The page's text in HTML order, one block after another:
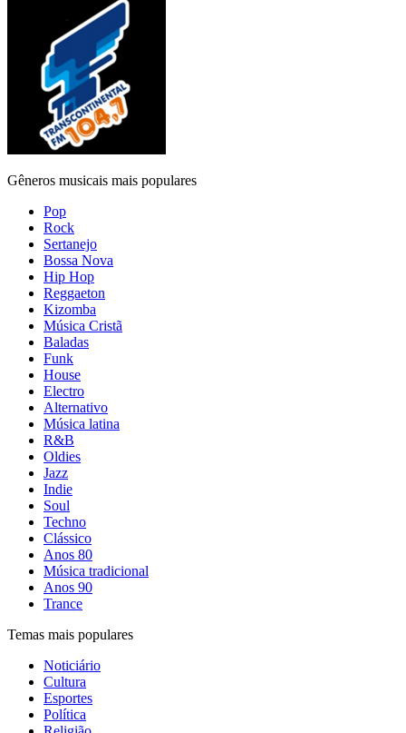
Gêneros musicais mais populares
Pop
Rock
Sertanejo
Bossa Nova
Hip Hop
Reggaeton
Kizomba
Música Cristã
Baladas
Funk
House
Electro
Alternativo
Música latina
R&B
Oldies
Jazz
Indie
Soul
Techno
Clássico
Anos 80
Música tradicional
Anos 90
Trance
Temas mais populares
Noticiário
Cultura
Esportes
Política